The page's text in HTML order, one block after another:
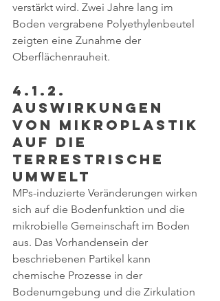
verstärkt wird. Zwei Jahre lang im
Boden vergrabene Polyethylenbeutel
zeigten eine Zunahme der
Oberflächenrauheit.
4.1.2.
Auswirkungen
von Mikroplastik
auf die
terrestrische
Umwelt
MPs-induzierte Veränderungen wirken
sich auf die Bodenfunktion und die
mikrobielle Gemeinschaft im Boden
aus. Das Vorhandensein der
beschriebenen Partikel kann
chemische Prozesse in der
Bodenumgebung und die Zirkulation